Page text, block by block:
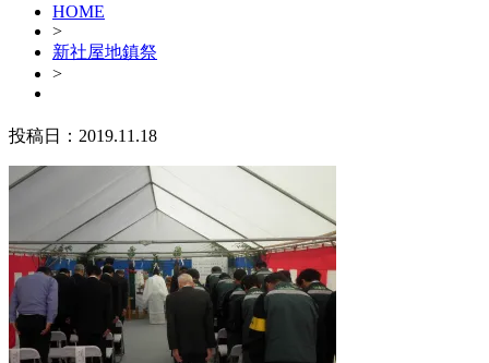
HOME
>
新社屋地鎮祭
>
投稿日： 2019.11.18